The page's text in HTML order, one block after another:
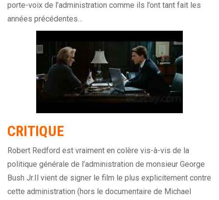
porte-voix de l’administration comme ils l’ont tant fait les
années précédentes…
CRITIQUE
Robert Redford est vraiment en colère vis-à-vis de la
politique générale de l’administration de monsieur George
Bush Jr.Il vient de signer le film le plus explicitement contre
cette administration (hors le documentaire de Michael